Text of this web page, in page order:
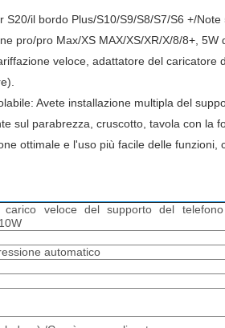
il bordo Plus/S10/S9/S8/S7/S6 +/
pro/pro Max/XS MAX/XS/XR/X/8/8+,
veloce, adattatore del
Avete installazione multipla del
sul parabrezza, cruscotto, tavola con la
ottimale e l'uso più facile delle funzioni,
veloce del supporto del telefono
automatico